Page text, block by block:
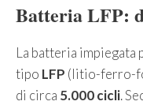
Batteria LFP:
La batteria impiegata
tipo LFP (litio-ferro-
di circa 5.000 cicli.